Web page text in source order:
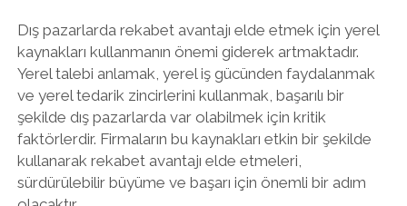
Dış pazarlarda rekabet avantajı elde etmek için yerel
kaynakları kullanmanın önemi giderek artmaktadır.
Yerel talebi anlamak, yerel iş gücünden faydalanmak
ve yerel tedarik zincirlerini kullanmak, başarılı bir
şekilde dış pazarlarda var olabilmek için kritik
faktörlerdir. Firmaların bu kaynakları etkin bir şekilde
kullanarak rekabet avantajı elde etmeleri,
sürdürülebilir büyüme ve başarı için önemli bir adım